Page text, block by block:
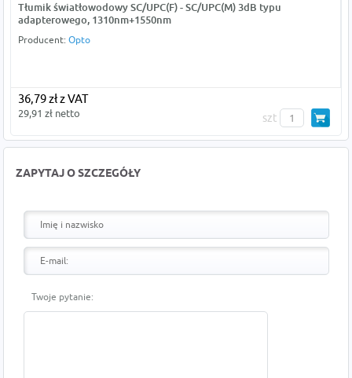
Tłumik światłowodowy SC/UPC(F) - SC/UPC(M) 3dB typu
adapterowego, 1310nm+1550nm
Producent: Opto
36,79 zł z VAT
29,91 zł netto szt
ZAPYTAJ O SZCZEGÓŁY
Twoje pytanie: